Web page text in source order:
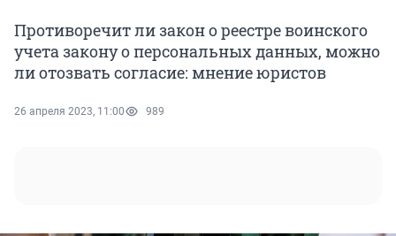
Противоречит ли закон о реестре воинского
учета закону о персональных данных, можно
ли отозвать согласие: мнение юристов
26 апреля 2023, 11:00 989